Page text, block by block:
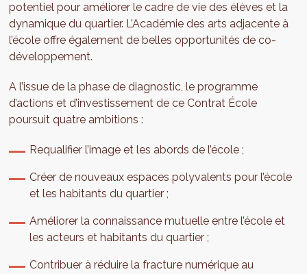
potentiel pour améliorer le cadre de vie des élèves et la
dynamique du quartier. L’Académie des arts adjacente à
l’école offre également de belles opportunités de co-
développement.
A l’issue de la phase de diagnostic, le programme
d’actions et d’investissement de ce Contrat École
poursuit quatre ambitions :
Requalifier l’image et les abords de l’école ;
Créer de nouveaux espaces polyvalents pour l’école
et les habitants du quartier ;
Améliorer la connaissance mutuelle entre l’école et
les acteurs et habitants du quartier ;
Contribuer à réduire la fracture numérique au